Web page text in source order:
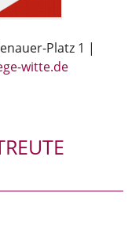
Platz 1 |
witte.de